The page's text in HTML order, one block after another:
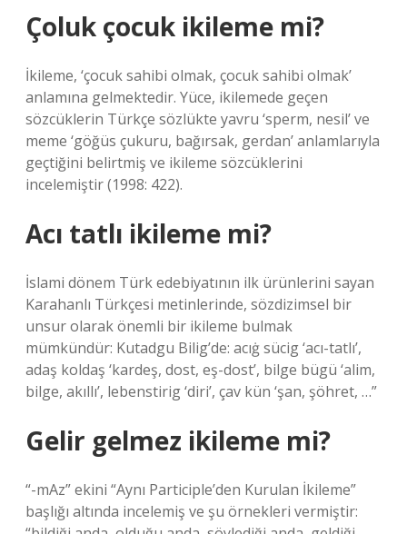
Çoluk çocuk ikileme mi?
İkileme, ‘çocuk sahibi olmak, çocuk sahibi olmak’
anlamına gelmektedir. Yüce, ikilemede geçen
sözcüklerin Türkçe sözlükte yavru ‘sperm, nesil’ ve
meme ‘göğüs çukuru, bağırsak, gerdan’ anlamlarıyla
geçtiğini belirtmiş ve ikileme sözcüklerini
incelemiştir (1998: 422).
Acı tatlı ikileme mi?
İslami dönem Türk edebiyatının ilk ürünlerini sayan
Karahanlı Türkçesi metinlerinde, sözdizimsel bir
unsur olarak önemli bir ikileme bulmak
mümkündür: Kutadgu Bilig’de: acıġ sücig ‘acı-tatlı’,
adaş koldaş ‘kardeş, dost, eş-dost’, bilge bügü ‘alim,
bilge, akıllı’, lebenstirig ‘diri’, çav kün ‘şan, şöhret, …”
Gelir gelmez ikileme mi?
“-mAz” ekini “Aynı Participle’den Kurulan İkileme”
başlığı altında incelemiş ve şu örnekleri vermiştir: